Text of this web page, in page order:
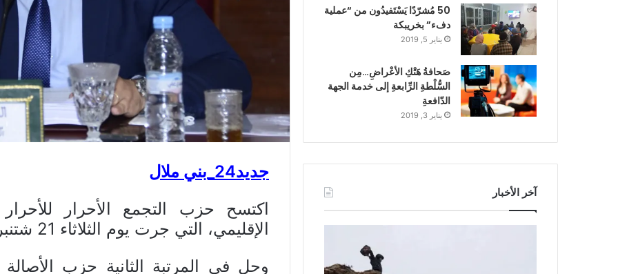
جديد24_بني ملال
اكتسح حزب التجمع الأحرار
الإقليمي، التي جرت يوم الثلاثاء 21 شتنبر الجاري، بحصوله 143 صوتا .
50 مُشرّدًا يَسْتَفيدُون من “عملية
دفء” بخريبكة
يناير 5, 2019
صَحافةُ هَتْكِ الأعْراضِ…مِن
السُّلْطةِ الرِّابعةِ إلى خدمة الجهة
الدّافعةِ
يناير 3, 2019
آخر الأخبار